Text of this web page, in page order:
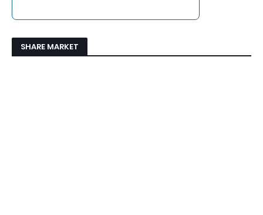
SHARE MARKET